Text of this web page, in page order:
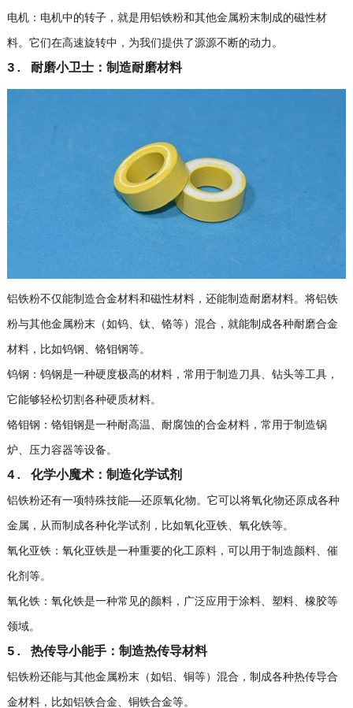
电机：电机中的转子，就是用铝铁粉和其他金属粉末制成的磁性材
料。它们在高速旋转中，为我们提供了源源不断的动力。
3. 耐磨小卫士：制造耐磨材料
铝铁粉不仅能制造合金材料和磁性材料，还能制造耐磨材料。将铝铁
粉与其他金属粉末（如钨、钛、铬等）混合，就能制成各种耐磨合金
材料，比如钨钢、铬钼钢等。
钨钢：钨钢是一种硬度极高的材料，常用于制造刀具、钻头等工具，
它能够轻松切割各种硬质材料。
铬钼钢：铬钼钢是一种耐高温、耐腐蚀的合金材料，常用于制造锅
炉、压力容器等设备。
4. 化学小魔术：制造化学试剂
铝铁粉还有一项特殊技能——还原氧化物。它可以将氧化物还原成各种
金属，从而制成各种化学试剂，比如氧化亚铁、氧化铁等。
氧化亚铁：氧化亚铁是一种重要的化工原料，可以用于制造颜料、催
化剂等。
氧化铁：氧化铁是一种常见的颜料，广泛应用于涂料、塑料、橡胶等
领域。
5. 热传导小能手：制造热传导材料
铝铁粉还能与其他金属粉末（如铝、铜等）混合，制成各种热传导合
金材料，比如铝铁合金、铜铁合金等。